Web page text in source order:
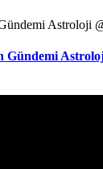
Gündemi